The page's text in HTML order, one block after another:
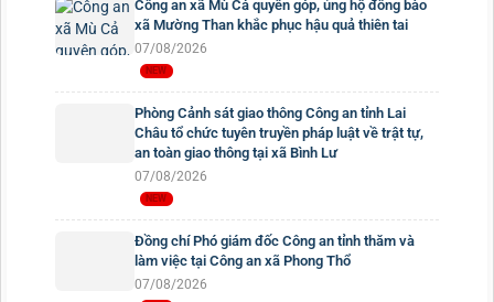
Công an xã Mù Cả quyên góp, ủng hộ đồng bào
xã Mường Than khắc phục hậu quả thiên tai
07/08/2026
Phòng Cảnh sát giao thông Công an tỉnh Lai
Châu tổ chức tuyên truyền pháp luật về trật tự,
an toàn giao thông tại xã Bình Lư
07/08/2026
Đồng chí Phó giám đốc Công an tỉnh thăm và
làm việc tại Công an xã Phong Thổ
07/08/2026